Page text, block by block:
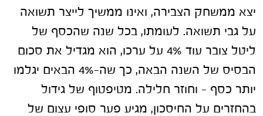
יצא ממשחק הצבירה, ואינו ממשיך לייצר תשואה
על גבי תשואה. לעומתו, בכל שנה שהכסף של
ליטל צובר עוד 4% על ערכו, הוא מגדיל את סכום
הבסיס של השנה הבאה, כך שה-4% הבאים יגלמו
יותר כסף – וחוזר חלילה. מטיפטוף של גידול
בהחזרים על החיסכון, מגיע פער סופי עצום של